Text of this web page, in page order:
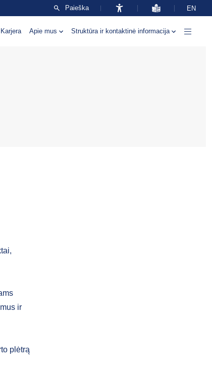
Paieška EN
Karjera Apie mus Struktūra ir kontaktinė informacija
ir
plėtrą